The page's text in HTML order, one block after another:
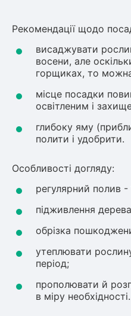
Рекомендації щодо
висаджувати
восени, але
горщиках, то можна
місце посадки
освітленим і
глибоку яму
полити і удобрити.
Особливості догляду:
регулярний полив
підживлення
обрізка
утеплювати
період;
прополювати й
в міру необхідності.